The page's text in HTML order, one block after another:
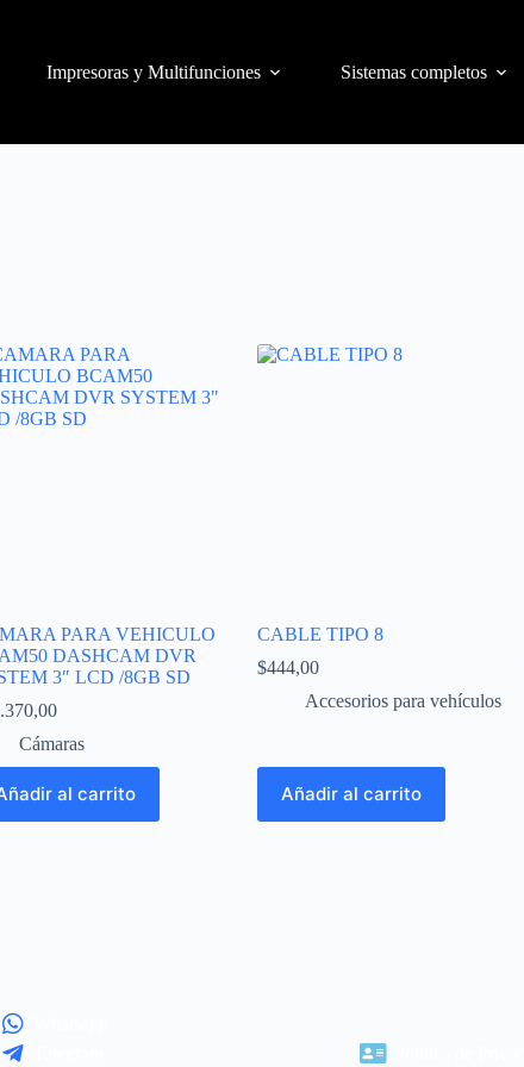
Impresoras y Multifunciones Sistemas completos
PARA VEHICULO
DASHCAM DVR
3″ LCD /8GB SD
Cámaras
al carrito
CABLE TIPO 8
$444,00
Accesorios para vehículos
Añadir al carrito